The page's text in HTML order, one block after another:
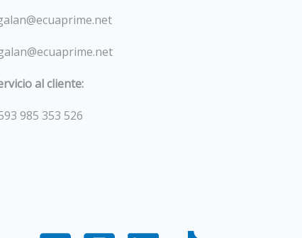
al cliente:
985 353 526